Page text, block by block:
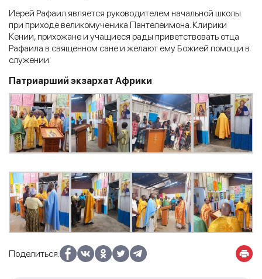
Иерей Рафаил является руководителем начальной школы
при приходе великомученика Пантелеимона. Клирики
Кении, прихожане и учащиеся рады приветствовать отца
Рафаила в священном сане и желают ему Божией помощи в
служении.
Патриарший экзархат Африки
Поделиться: